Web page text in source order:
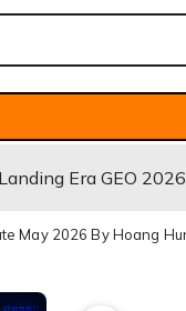
Era GEO 2026
May 2026 By Hoang